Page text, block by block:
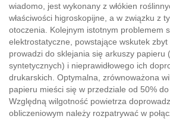
wiadomo, jest wykonany z włókien
właściwości higroskopijne, a w związku z
otoczenia. Kolejnym istotnym problemem
elektrostatyczne, powstające wskutek
prowadzi do sklejania się arkuszy papieru
syntetycznych) i nieprawidłowego ich
drukarskich. Optymalna, zrównoważona
papieru mieści się w przedziale od 50% do
Względną wilgotność powietrza
obliczeniowym należy rozpatrywać w